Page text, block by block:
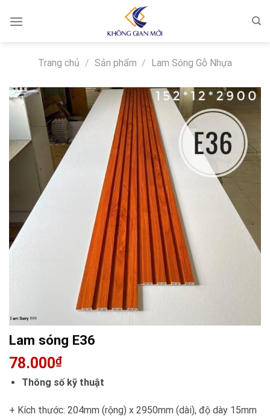
Trang chủ / Sản phẩm / Lam Sóng Gỗ Nhựa
Lam sóng E36
78.000₫
Thông số kỹ thuật
+ Kích thước: 204mm (rộng) x 2950mm (dài), độ dày 15mm